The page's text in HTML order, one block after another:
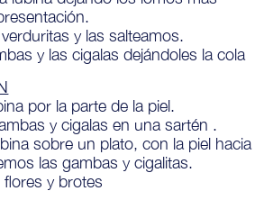
y las salteamos.
y las cigalas dejándoles la cola
por la parte de la piel.
y cigalas en una sartén .
sobre un plato, con la piel hacia
las gambas y cigalitas.
y brotes